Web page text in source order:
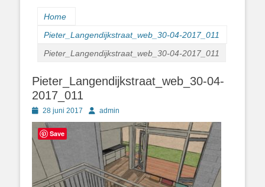
Home
Pieter_Langendijkstraat_web_30-04-2017_011
Pieter_Langendijkstraat_web_30-04-2017_011
Pieter_Langendijkstraat_web_30-04-
2017_011
Geplaatst
op
28 juni 2017 Authoradmin
Save